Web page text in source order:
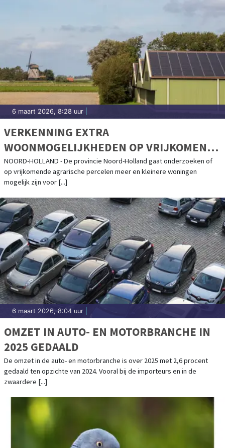
6 maart 2026, 8:28 uur
VERKENNING EXTRA
WOONMOGELIJKHEDEN OP VRIJKOMENDE
AGRARISCHE ERVEN
NOORD-HOLLAND - De provincie Noord-Holland gaat onderzoeken of
op vrijkomende agrarische percelen meer en kleinere woningen
mogelijk zijn voor [...]
6 maart 2026, 8:04 uur
OMZET IN AUTO- EN MOTORBRANCHE IN
2025 GEDAALD
De omzet in de auto- en motorbranche is over 2025 met 2,6 procent
gedaald ten opzichte van 2024. Vooral bij de importeurs en in de
zwaardere [...]